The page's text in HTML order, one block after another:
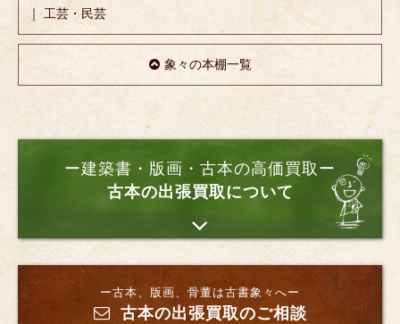
｜ 工芸・民芸
象々の本棚一覧
ー建築書・版画・古本の高価買取ー
古本の出張買取について
ー古本、版画、骨董は古書象々へー
古本の出張買取のご相談